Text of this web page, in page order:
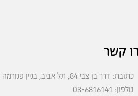
קשר
כתובת: דרך בן צבי 84, תל אביב, בניין פנורמה קומה 2
טלפון: 03-6816141